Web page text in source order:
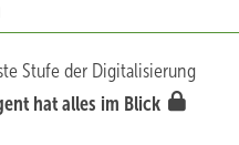
Stufe der Digitalisierung
hat alles im Blick